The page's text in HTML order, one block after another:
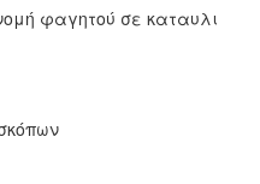
φαγητού σε καταυλι